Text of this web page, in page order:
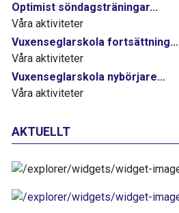
Optimist söndagsträningar...
Våra aktiviteter
Vuxenseglarskola fortsättning...
Våra aktiviteter
Vuxenseglarskola nybörjare...
Våra aktiviteter
AKTUELLT